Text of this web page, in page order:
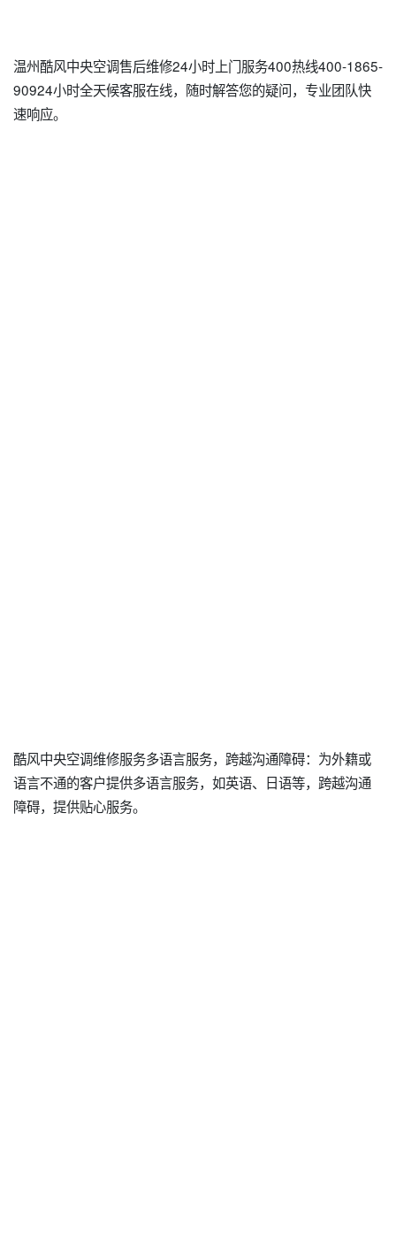
温州酷风中央空调售后维修24小时上门服务400热线400-1865-
90924小时全天候客服在线，随时解答您的疑问，专业团队快
速响应。
酷风中央空调维修服务多语言服务，跨越沟通障碍：为外籍或
语言不通的客户提供多语言服务，如英语、日语等，跨越沟通
障碍，提供贴心服务。